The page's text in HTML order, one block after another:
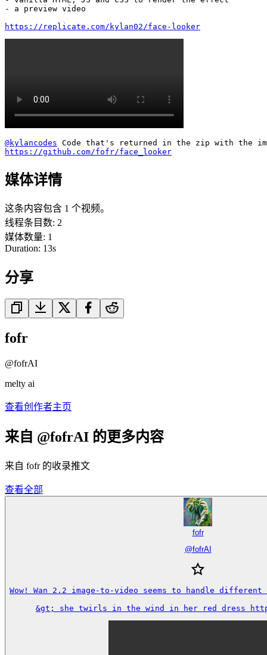
- a preview video
https://replicate.com/kylan02/face-looker
@kylancodes
https://github.com/fofr/face_looker
媒体详情
这条内容包含 1 个视频。
线程条目数: 2
媒体数量: 1
Duration: 13s
分享
fofr
@fofrAI
melty ai
查看创作者主页
来自 @fofrAI 的更多内容
来自 fofr 的收录推文
查看全部
fofr
@fofrAI
Wow! Wan 2.2 image-to-video seems to handle
&gt; she twirls in the wind in her red dress